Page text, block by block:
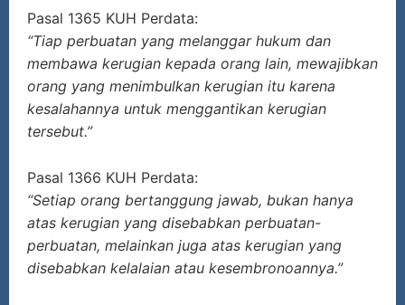
Pasal 1365 KUH Perdata:
“Tiap perbuatan yang melanggar hukum dan
membawa kerugian kepada orang lain, mewajibkan
orang yang menimbulkan kerugian itu karena
kesalahannya untuk menggantikan kerugian
tersebut.”
Pasal 1366 KUH Perdata:
“Setiap orang bertanggung jawab, bukan hanya
atas kerugian yang disebabkan perbuatan-
perbuatan, melainkan juga atas kerugian yang
disebabkan kelalaian atau kesembronoannya.”